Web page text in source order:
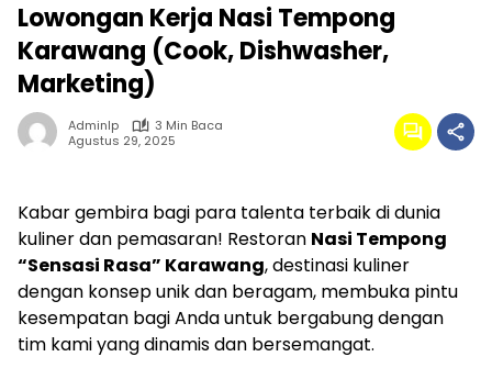
Lowongan Kerja Nasi Tempong
Karawang (Cook, Dishwasher,
Marketing)
Adminlp
3 Min Baca
Agustus 29, 2025
Kabar gembira bagi para talenta terbaik di dunia
kuliner dan pemasaran! Restoran Nasi Tempong
“Sensasi Rasa” Karawang, destinasi kuliner
dengan konsep unik dan beragam, membuka pintu
kesempatan bagi Anda untuk bergabung dengan
tim kami yang dinamis dan bersemangat.